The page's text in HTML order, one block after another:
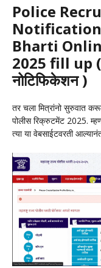
Police
Bharti
2025 fill up (
नोटिफिकेशन )
तर चला मित्रांनो सुरुवात
पोलीस रिक्रुटमेंट 2025.
त्या या वेबसाईटवरती